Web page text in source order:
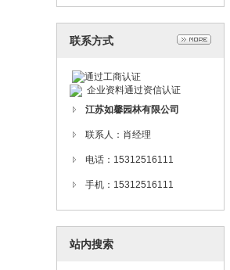
联系方式
企业资料通过资信认证
江苏如馨园林有限公司
联系人：肖经理
电话：15312516111
手机：15312516111
站内搜索